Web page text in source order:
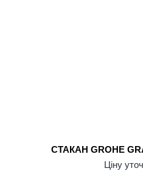
СТАКАН GROHE
Ціну